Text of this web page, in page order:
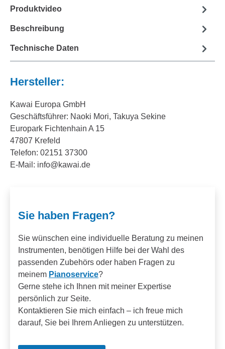
Produktvideo
Beschreibung
Technische Daten
Hersteller:
Kawai Europa GmbH
Geschäftsführer: Naoki Mori, Takuya Sekine
Europark Fichtenhain A 15
47807 Krefeld
Telefon: 02151 37300
E-Mail: info@kawai.de
Sie haben Fragen?
Sie wünschen eine individuelle Beratung zu meinen
Instrumenten, benötigen Hilfe bei der Wahl des
passenden Zubehörs oder haben Fragen zu
meinem Pianoservice?
Gerne stehe ich Ihnen mit meiner Expertise
persönlich zur Seite.
Kontaktieren Sie mich einfach – ich freue mich
darauf, Sie bei Ihrem Anliegen zu unterstützen.